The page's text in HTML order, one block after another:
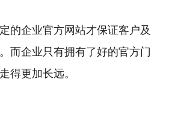
的企业官方网站才保证客户及
而企业只有拥有了好的官方门
得更加长远。